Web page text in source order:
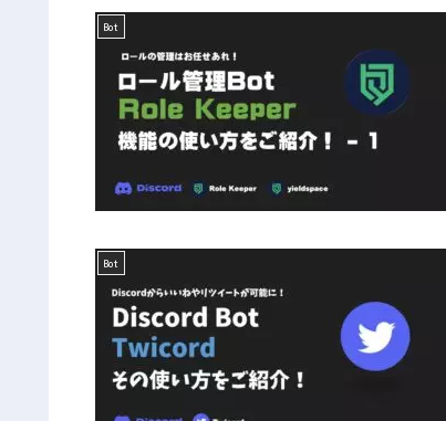
Bot
Bot